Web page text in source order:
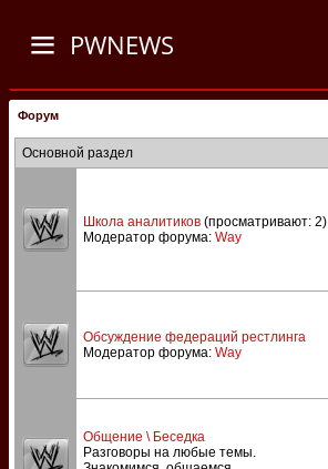
PWNEWS
Форум
Основной раздел
Школа аналитиков (просматривают: 2)
Модератор форума: Way
Обсуждение федераций рестлинга
Модератор форума: Way
Общение \ Беседка
Разговоры на любые темы.